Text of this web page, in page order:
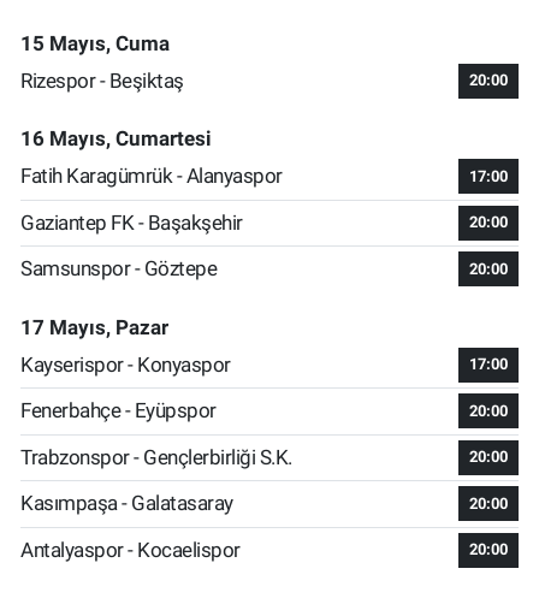
15 Mayıs, Cuma
Rizespor - Beşiktaş
20:00
16 Mayıs, Cumartesi
Fatih Karagümrük - Alanyaspor
17:00
Gaziantep FK - Başakşehir 20:00
Samsunspor - Göztepe 20:00
17 Mayıs, Pazar
Kayserispor - Konyaspor
17:00
Fenerbahçe - Eyüpspor 20:00
Trabzonspor - Gençlerbirliği S.K. 20:00
Kasımpaşa - Galatasaray 20:00
Antalyaspor - Kocaelispor 20:00